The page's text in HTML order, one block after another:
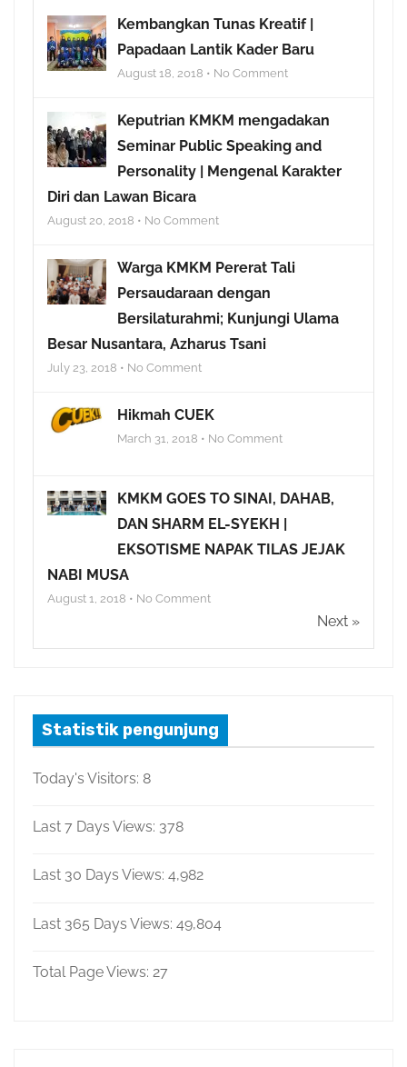
Kembangkan Tunas Kreatif |
Papadaan Lantik Kader Baru
August 18, 2018 • No Comment
Keputrian KMKM mengadakan
Seminar Public Speaking and
Personality | Mengenal Karakter
Diri dan Lawan Bicara
August 20, 2018 • No Comment
Warga KMKM Pererat Tali
Persaudaraan dengan
Bersilaturahmi; Kunjungi Ulama
Besar Nusantara, Azharus Tsani
July 23, 2018 • No Comment
Hikmah CUEK
March 31, 2018 • No Comment
KMKM GOES TO SINAI, DAHAB,
DAN SHARM EL-SYEKH |
EKSOTISME NAPAK TILAS JEJAK
NABI MUSA
August 1, 2018 • No Comment
Next »
Statistik pengunjung
Today's Visitors: 8
Last 7 Days Views: 378
Last 30 Days Views: 4,982
Last 365 Days Views: 49,804
Total Page Views: 27